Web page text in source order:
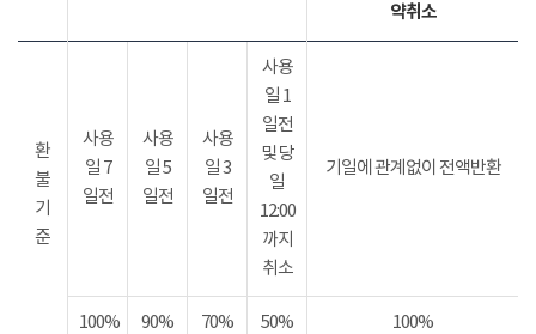
약취소
환
불
기
준
사용
일 7
일전
사용
일 5
일전
사용
일 3
일전
사용
일 1
일전
및 당
일
12:00
까지
취소
기일에 관계없이 전액반환
100% 90% 70% 50% 100%